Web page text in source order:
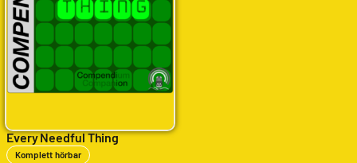
Every Needful Thing
Komplett hörbar